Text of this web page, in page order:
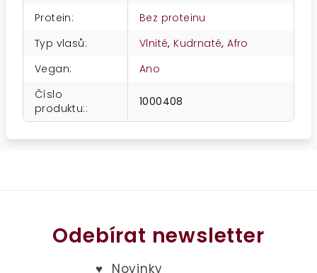
Protein:
Bez proteinu
Typ vlasů: Vlnité, Kudrnaté,Afro
Vegan:
Ano
Číslo
produktu:: 1000408
Odebírat newsletter